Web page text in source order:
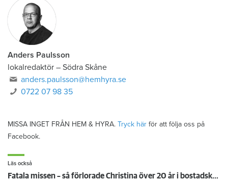
Anders Paulsson
lokalredaktör – Södra Skåne
anders.paulsson@hemhyra.se
0722 07 98 35
MISSA INGET FRÅN HEM & HYRA. Tryck här för att följa oss på
Facebook.
Läs också
Fatala missen – så förlorade Christina över 20 år i bostadskön